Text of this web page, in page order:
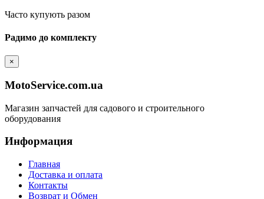
Часто купують разом
Радимо до комплекту
×
MotoService.com.ua
Магазин запчастей для садового и строительного
оборудования
Информация
Главная
Доставка и оплата
Контакты
Возврат и Обмен